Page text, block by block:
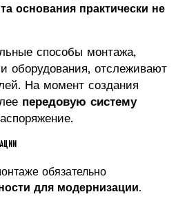
основания практически не
способы монтажа,
оборудования, отслеживают
На момент создания
передовую систему
обязательно
для модернизации.